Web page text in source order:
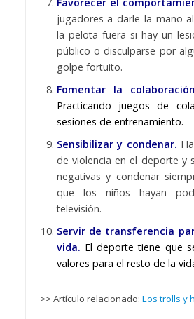
jugadores a darle la mano
la pelota fuera si hay un
público o disculparse por
golpe fortuito.
Fomentar la
Practicando juegos de
sesiones de entrenamiento.
Sensibilizar y condenar.
de violencia en el deporte y
negativas y condenar
que los niños hayan
televisión.
Servir de transferencia
vida. El deporte tiene que
valores para el resto de la
>> Artículo relacionado: Los trolls y